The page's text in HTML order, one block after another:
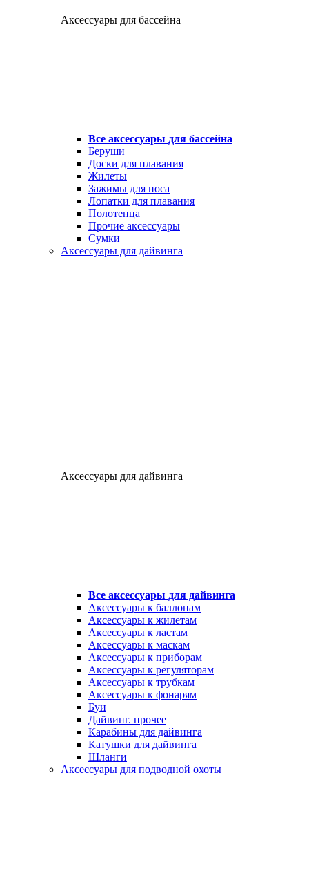
Аксессуары для бассейна
Все аксессуары для бассейна
Беруши
Доски для плавания
Жилеты
Зажимы для носа
Лопатки для плавания
Полотенца
Прочие аксессуары
Сумки
Аксессуары для дайвинга
Аксессуары для дайвинга
Все аксессуары для дайвинга
Аксессуары к баллонам
Аксессуары к жилетам
Аксессуары к ластам
Аксессуары к маскам
Аксессуары к приборам
Аксессуары к регуляторам
Аксессуары к трубкам
Аксессуары к фонарям
Буи
Дайвинг. прочее
Карабины для дайвинга
Катушки для дайвинга
Шланги
Аксессуары для подводной охоты